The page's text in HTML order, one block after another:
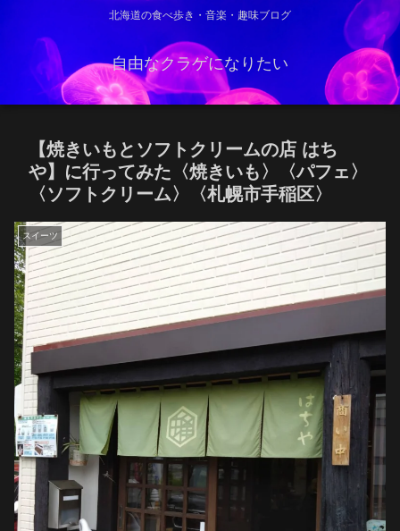
北海道の食べ歩き・音楽・趣味ブログ
自由なクラゲになりたい
【焼きいもとソフトクリームの店 はち
や】に行ってみた〈焼きいも〉〈パフェ〉
〈ソフトクリーム〉〈札幌市手稲区〉
スイーツ